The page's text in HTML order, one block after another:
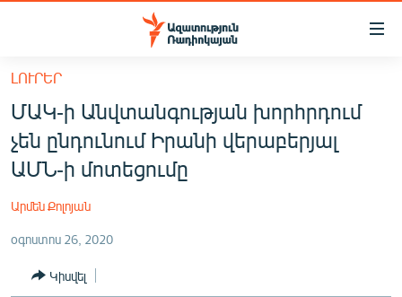
Մատչելիության
հիմնական
բովանդակությանը
Անցնել
հիմնական
մենյուին
ՀԱՅԱՍՏԱՆ
ՔԱՂԱՔԱԿԱՆ
ՏՆՏԵՍՈՒԹՅՈՒՆ
ԼՈՒՐԵՐ
ՄԱԿ-ի Անվտանգության խորհրդում
չեն ընդունում Իրանի վերաբերյալ
ԱՄՆ-ի մոտեցումը
Արմեն Քոլոյան
օգոստոս 26, 2020
Կիսվել